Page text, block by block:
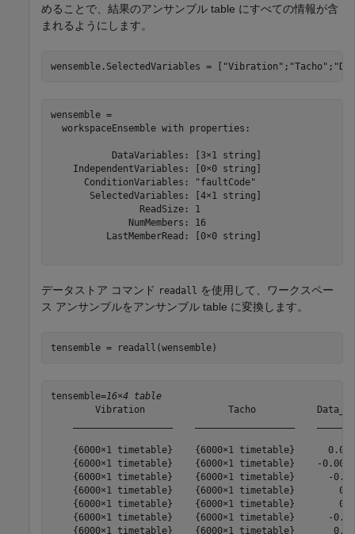
めることで、結果のアンサンブル table にすべての情報が含
まれるようにします。
wensemble.SelectedVariables = [ "Vibration" ; "Tacho" ;
wensemble =
  workspaceEnsemble with properties:
           DataVariables: [3×1 string]
    IndependentVariables: [0×0 string]
      ConditionVariables: "faultCode"
       SelectedVariables: [4×1 string]
                ReadSize: 1
              NumMembers: 16
          LastMemberRead: [0×0 string]
データストア コマンド readall を使用して、ワークスペー
ス アンサンブルをアンサンブル table に変換します。
tensemble = readall(wensemble)
tensemble=16×4 table
Vibration               Tacho
{6000×1 timetable}    {6000×1 timetable}
{6000×1 timetable}    {6000×1 timetable}    -
{6000×1 timetable}    {6000×1 timetable}      -
{6000×1 timetable}    {6000×1 timetable}
{6000×1 timetable}    {6000×1 timetable}
{6000×1 timetable}    {6000×1 timetable}      -
{6000×1 timetable}    {6000×1 timetable}